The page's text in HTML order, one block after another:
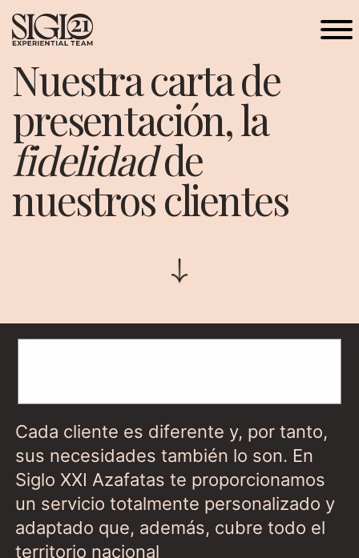
Nuestra carta de
presentación, la
fidelidadde
nuestros clientes
Cada cliente es diferente y, por tanto,
sus necesidades también lo son. En
Siglo XXI Azafatas te proporcionamos
un servicio totalmente personalizado y
adaptado que, además, cubre todo el
territorio nacional